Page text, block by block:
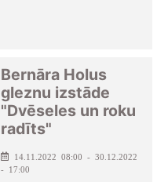
Bernāra Holus
gleznu izstāde
"Dvēseles un roku
radīts"
14.11.2022 08:00 - 30.12.2022
- 17:00